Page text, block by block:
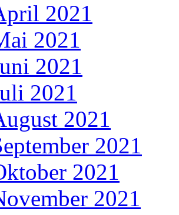
2021
2021
2021
2021
2021
2021
2021
2021